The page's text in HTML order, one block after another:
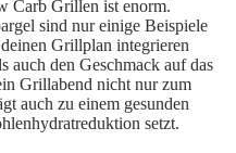
Carb Grillen ist enorm.
sind nur einige Beispiele
Grillplan integrieren
auch den Geschmack auf das
Grillabend nicht nur zum
auch zu einem gesunden
setzt.